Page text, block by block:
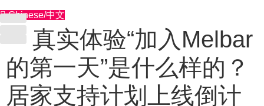
Chinese/中文
真实体验“加入Melbar
的第一天”是什么样的？
居家支持计划上线倒计